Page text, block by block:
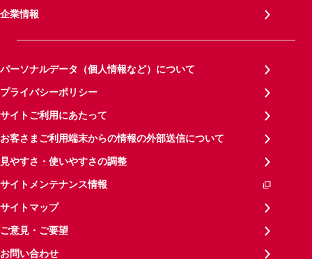
企業情報
パーソナルデータ（個人情報など）について
プライバシーポリシー
サイトご利用にあたって
お客さまご利用端末からの情報の外部送信について
見やすさ・使いやすさの調整
サイトメンテナンス情報
サイトマップ
ご意見・ご要望
お問い合わせ